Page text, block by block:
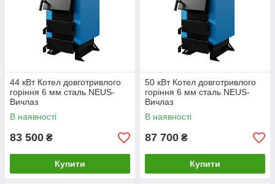
44 кВт Котел довготривлого
горіння 6 мм сталь NEUS-
Вичлаз
В наявності
83 500 ₴
Купити
50 кВт Котел довготривлого
горіння 6 мм сталь NEUS-
Вичлаз
В наявності
87 700 ₴
Купити